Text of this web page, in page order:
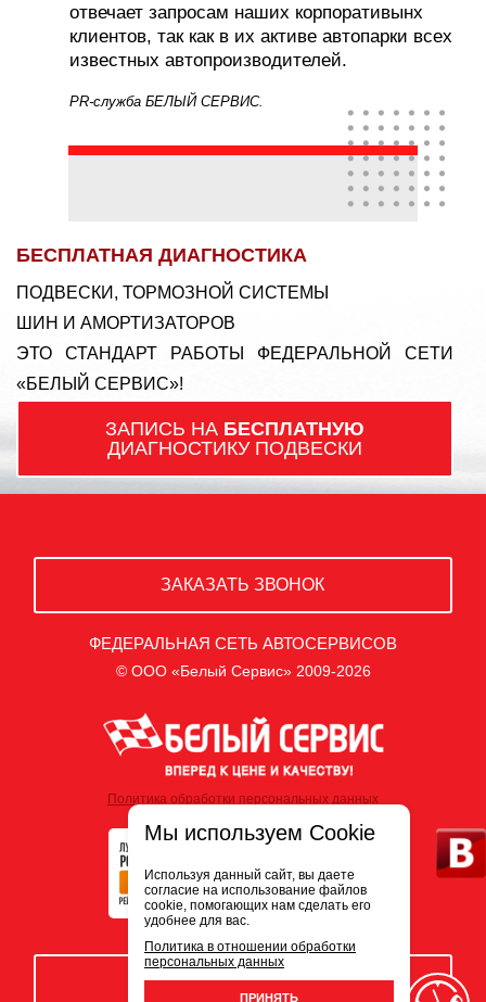
отвечает запросам наших корпоративынх
клиентов, так как в их активе автопарки всех
известных автопроизводителей.
PR-служба БЕЛЫЙ СЕРВИС.
БЕСПЛАТНАЯ ДИАГНОСТИКА
ПОДВЕСКИ, ТОРМОЗНОЙ СИСТЕМЫ
ШИН И АМОРТИЗАТОРОВ
ЭТО СТАНДАРТ РАБОТЫ ФЕДЕРАЛЬНОЙ СЕТИ
«БЕЛЫЙ СЕРВИС»!
ЗАПИСЬ НА БЕСПЛАТНУЮ
ДИАГНОСТИКУ ПОДВЕСКИ
ЗАКАЗАТЬ ЗВОНОК
ФЕДЕРАЛЬНАЯ СЕТЬ АВТОСЕРВИСОВ
© ООО «Белый Сервис» 2009-2026
Политика обработки персональных данных
ЗАПИСЬ НА СЕРВИС
Мы используем Cookie
Используя данный сайт, вы даете
согласие на использование файлов
cookie, помогающих нам сделать его
удобнее для вас.
Политика в отношении обработки
персональных данных
ПРИНЯТЬ